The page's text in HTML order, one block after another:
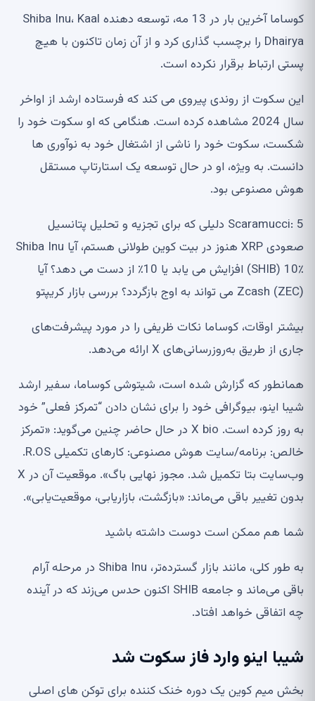
کوساما آخرین بار در 13 مه، توسعه دهنده Shiba Inu، Kaal
Dhairya را برچسب گذاری کرد و از آن زمان تاکنون با هیچ
پستی ارتباط برقرار نکرده است.
این سکوت از روندی پیروی می کند که فرستاده ارشد از اواخر
سال 2024 مشاهده کرده است. هنگامی که او سکوت خود را
شکست، سکوت خود را ناشی از اشتغال خود به نوآوری ها
دانست. به ویژه، او در حال توسعه یک استارتاپ مستقل
هوش مصنوعی بود.
Scaramucci: 5 دلیلی که برای تجزیه و تحلیل پتانسیل
صعودی XRP هنوز در بیت کوین طولانی هستم، آیا Shiba Inu
(SHIB) 10٪ افزایش می یابد یا 10٪ از دست می دهد؟ آیا
Zcash (ZEC) می تواند به اوج بازگردد؟ بررسی بازار کریپتو
بیشتر اوقات، کوساما نکات ظریفی را در مورد پیشرفت‌های
جاری از طریق به‌روزرسانی‌های X ارائه می‌دهد.
همانطور که گزارش شده است، شیتوشی کوساما، سفیر ارشد
شیبا اینو، بیوگرافی خود را برای نشان دادن “تمرکز فعلی” خود
به روز کرده است. X bio در حال حاضر چنین می‌گوید: «تمرکز
خالص: برنامه/سایت هوش مصنوعی: کارهای تکمیلی R.OS.
وب‌سایت بتا تکمیل شد. مجوز نهایی باگ». موقعیت آن در X
بدون تغییر باقی می‌ماند: «بازگشت، بازاریابی، موقعیت‌یابی».
شما هم ممکن است دوست داشته باشید
به طور کلی، مانند بازار گسترده‌تر، Shiba Inu در مرحله آرام
باقی می‌ماند و جامعه SHIB اکنون حدس می‌زند که در آینده
چه اتفاقی خواهد افتاد.
شیبا اینو وارد فاز سکوت شد
بخش میم کوین یک دوره خنک کننده برای توکن های اصلی